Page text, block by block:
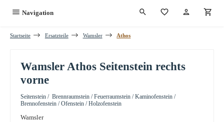
Navigation Du hast 0
Startseite Ersatzteile Wamsler Athos
Wamsler Athos Seitenstein rechts
vorne
Seitenstein / Brennraumstein / Feuerraumstein / Kaminofenstein /
Brennofenstein / Ofenstein / Holzofenstein
Wamsler